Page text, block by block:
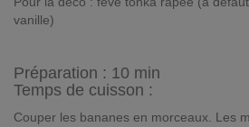
vanille)
Préparation : 10 min
Temps de cuisson :
Couper les bananes en morceaux. Les